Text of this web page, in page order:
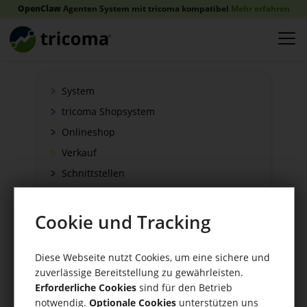
OpenClawAgenten System mit tricoma kompatibel Mehr erfahren
System
tricoma Shopsystem
Onlineshop
Verkauf
Schnittstellen
Versand
CRM Tools
Cookie und Tracking
Diese Webseite nutzt Cookies, um eine sichere und
zuverlässige Bereitstellung zu gewährleisten.
Erforderliche Cookies sind für den Betrieb
notwendig. Optionale Cookies unterstützen uns